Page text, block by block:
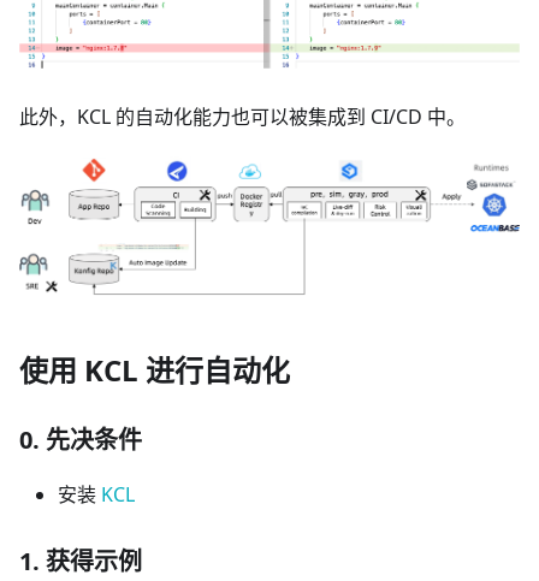
此外，KCL 的自动化能力也可以被集成到 CI/CD 中。
使用 KCL 进行自动化
0. 先决条件
安装 KCL
1. 获得示例